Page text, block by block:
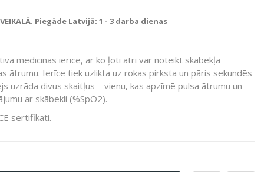
VEIKALĀ. Piegāde Latvijā: 1 - 3 darba dienas
medicīnas ierīce, ar ko ļoti ātri var noteikt skābekļa
ātrumu. Ierīce tiek uzlikta uz rokas pirksta un pāris sekundēs
uzrāda divus skaitļus – vienu, kas apzīmē pulsa ātrumu un
ar skābekli (%SpO2).
sertifikati.